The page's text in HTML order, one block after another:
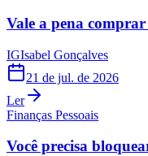
Vale a pena
IGIsabel Gonçalves
21 de jul. de 2026
Ler
Finanças Pessoais
Você precisa